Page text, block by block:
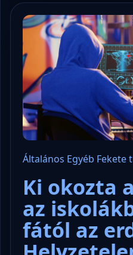
Általános Egyéb Fekete
Ki okozta
az
fától az